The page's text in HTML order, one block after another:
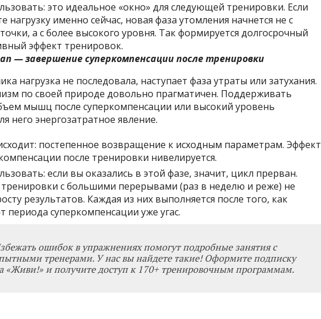
это идеальное «окно» для следующей тренировки. Если
нагрузку именно сейчас, новая фаза утомления начнется не с
а с более высокого уровня. Так формируется долгосрочный
эффект тренировок.
— завершениесуперкомпенсации после тренировки
нагрузка не последовала, наступает фаза утраты или затухания.
по своей природе довольно прагматичен. Поддерживать
мышц после суперкомпенсации или высокий уровень
него энергозатратное явление.
постепенное возвращение к исходным параметрам. Эффект
после тренировки нивелируется.
если вы оказались в этой фазе, значит, цикл прерван.
с большими перерывами (раз в неделю и реже) не
результатов. Каждая из них выполняется после того, как
периода суперкомпенсации уже угас.
ошибок в упражнениях помогут подробные занятия с
тренерами. У нас вы найдете такие! Оформитеподписку
«Живи!»и получите доступ к 170+ тренировочным программам.